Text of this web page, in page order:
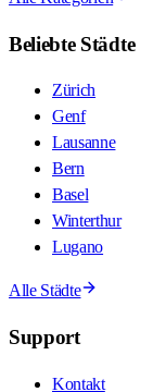
Beliebte Städte
Zürich
Genf
Lausanne
Bern
Basel
Winterthur
Lugano
Alle Städte
Support
Kontakt